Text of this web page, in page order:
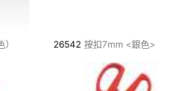
26542 按扣7mm <銀色>